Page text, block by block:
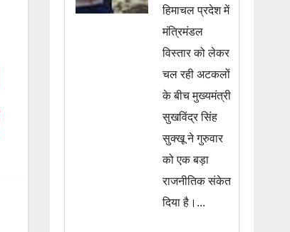
आखिर किसे
मिलेगी मंत्री
की कुर्सी?
जानें पूरी
खबर
हिमाचल प्रदेश में
मंत्रिमंडल
विस्तार को लेकर
चल रही अटकलों
के बीच मुख्यमंत्री
सुखविंद्र सिंह
सुक्खू ने गुरुवार
को एक बड़ा
राजनीतिक संकेत
दिया है।...